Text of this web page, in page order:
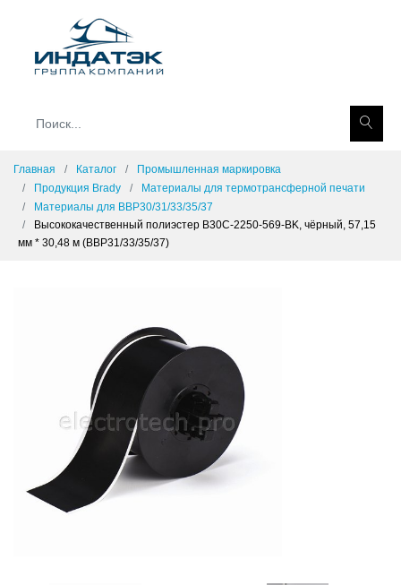
Главная Каталог
Промышленная маркировка
Продукция Brady
Материалы для термотрансферной печати
Материалы для BBP30/31/33/35/37
Высококачественный полиэстер B30C-2250-569-BK, чёрный, 57,15
мм * 30,48 м (BBP31/33/35/37)